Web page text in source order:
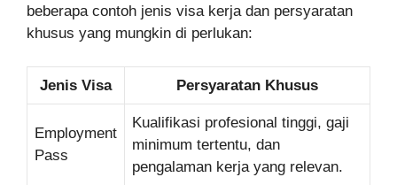
beberapa contoh jenis visa kerja dan persyaratan
khusus yang mungkin di perlukan:
Jenis Visa Persyaratan Khusus
Employment
Pass
Kualifikasi profesional tinggi, gaji
minimum tertentu, dan
pengalaman kerja yang relevan.